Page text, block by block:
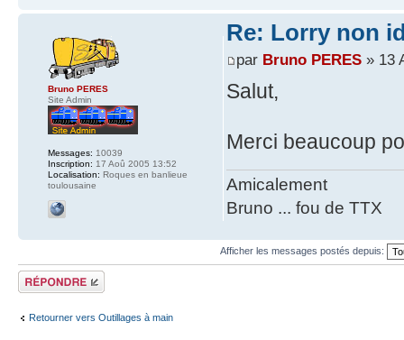
Re: Lorry non
par Bruno PERES» 13
Salut,
Merci beaucoup
Amicalement
Bruno ... fou de TTX
Bruno PERES
Site Admin
Messages: 10039
Inscription: 17 Aoû 2005 13:52
Localisation: Roques en banlieue
toulousaine
Afficher les messages postés depuis:
Répondre
Retourner vers Outillages à main